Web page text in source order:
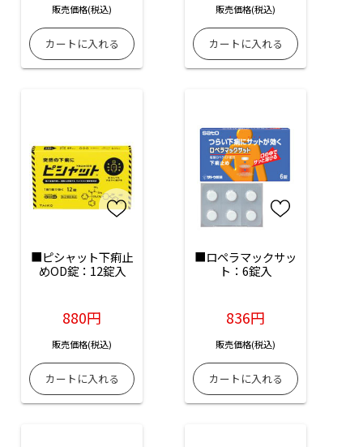
販売価格(税込) 販売価格(税込)
■ピシャット下痢止
めOD錠：12錠入
880円
販売価格(税込)
■ロペラマックサッ
ト：6錠入
836円
販売価格(税込)